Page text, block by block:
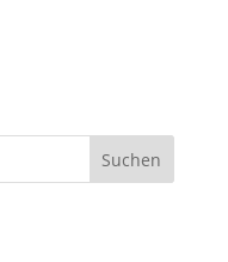
Suchen